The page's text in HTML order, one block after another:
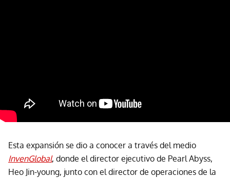
Esta expansión se dio a conocer a través del medio
InvenGlobal, donde el director ejecutivo de Pearl Abyss,
Heo Jin-young, junto con el director de operaciones de la